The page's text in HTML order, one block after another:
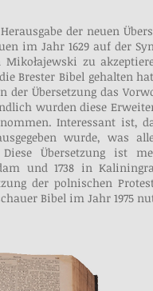
der neuen
im Jahr 1629 auf der
zu
Brester Bibel gehalten
der Übersetzung das
wurden diese
Interessant ist,
wurde, was
Übersetzung ist
und 1738 in
der polnischen
Bibel im Jahr 1975